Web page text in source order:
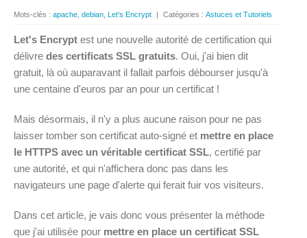
Mots-clés : apache debian Let's Encrypt | Catégories : Astuces et Tutoriels
Let's Encrypt est une nouvelle autorité de certification qui
délivre des certificats SSL gratuits. Oui, j'ai bien dit
gratuit, là où auparavant il fallait parfois débourser jusqu'à
une centaine d'euros par an pour un certificat !
Mais désormais, il n'y a plus aucune raison pour ne pas
laisser tomber son certificat auto-signé et mettre en place
le HTTPS avec un véritable certificat SSL, certifié par
une autorité, et qui n'affichera donc pas dans les
navigateurs une page d'alerte qui ferait fuir vos visiteurs.
Dans cet article, je vais donc vous présenter la méthode
que j'ai utilisée pour mettre en place un certificat SSL